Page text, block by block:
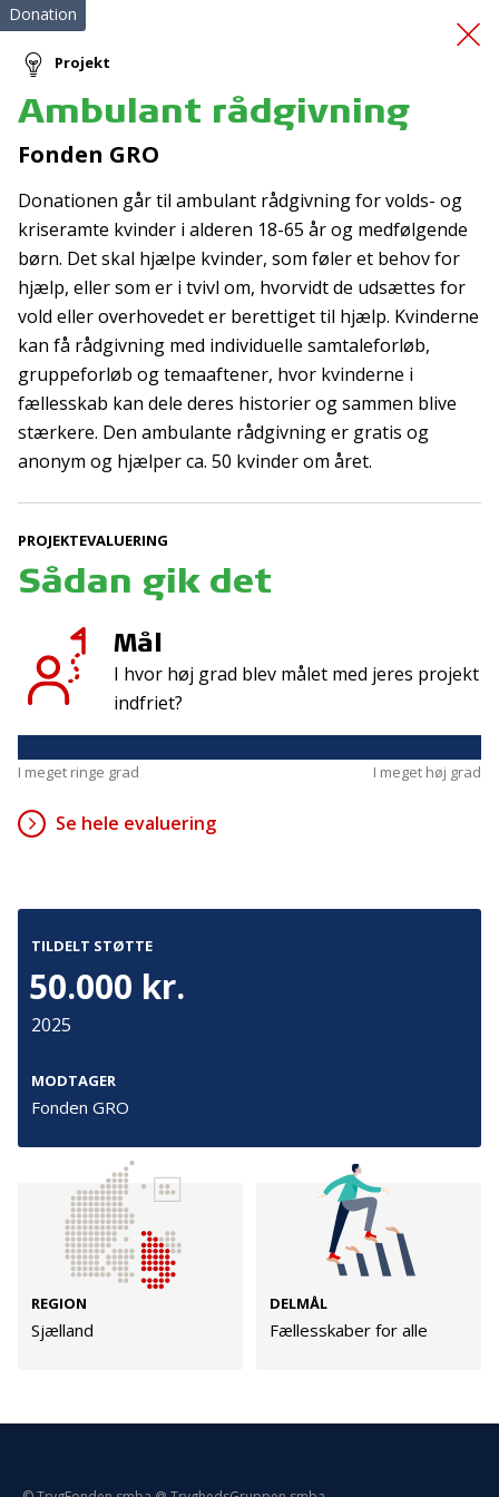
Førstehjælpskursus
Donation
Projekt
Ambulant rådgivning
Fonden GRO
Donationen går til ambulant rådgivning for volds- og
kriseramte kvinder i alderen 18-65 år og medfølgende
børn. Det skal hjælpe kvinder, som føler et behov for
hjælp, eller som er i tvivl om, hvorvidt de udsættes for
vold eller overhovedet er berettiget til hjælp. Kvinderne
kan få rådgivning med individuelle samtaleforløb,
gruppeforløb og temaaftener, hvor kvinderne i
fællesskab kan dele deres historier og sammen blive
stærkere. Den ambulante rådgivning er gratis og
anonym og hjælper ca. 50 kvinder om året.
PROJEKTEVALUERING
Sådan gik det
Mål
I hvor høj grad blev målet med jeres projekt
indfriet?
I meget ringe grad I meget høj grad
Se hele evaluering
TILDELT STØTTE
50.000 kr.
2025
MODTAGER
Fonden GRO
REGION
Sjælland
DELMÅL
Fællesskaber for alle
Tilmeld nyhedsbrev
De seneste nyheder om TrygFondens og TryghedsGruppens
aktiviteter direkte i din indbakke.
Tilmeld
45 26 08 00
info@trygfonden.dk
info@tryghedsgruppen.dk
Vis vej hertil
Cookies
Persondata
TryghedsGruppen
Facebook LinkedIn